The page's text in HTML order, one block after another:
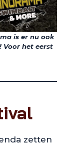
is er nu ook
Voor het eerst
zetten